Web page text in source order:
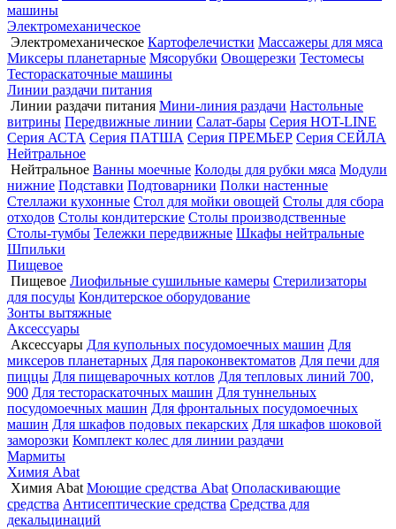
машины
Электромеханическое
Электромеханическое Картофелечистки Массажеры для мяса
Миксеры планетарные Мясорубки Овощерезки Тестомесы
Тестораскаточные машины
Линии раздачи питания
Линии раздачи питания Мини-линия раздачи Настольные
витрины Передвижные линии Салат-бары Серия HOT-LINE
Серия АСТА Серия ПАТША Серия ПРЕМЬЕР Серия СЕЙЛА
Нейтральное
Нейтральное Ванны моечные Колоды для рубки мяса Модули
нижние Подставки Подтоварники Полки настенные
Стеллажи кухонные Стол для мойки овощей Столы для сбора
отходов Столы кондитерские Столы производственные
Столы-тумбы Тележки передвижные Шкафы нейтральные
Шпильки
Пищевое
Пищевое Лиофильные сушильные камеры Стерилизаторы
для посуды Кондитерское оборудование
Зонты вытяжные
Аксессуары
Аксессуары Для купольных посудомоечных машин Для
миксеров планетарных Для пароконвектоматов Для печи для
пиццы Для пищеварочных котлов Для тепловых линий 700,
900 Для тестораскаточных машин Для туннельных
посудомоечных машин Для фронтальных посудомоечных
машин Для шкафов подовых пекарских Для шкафов шоковой
заморозки Комплект колес для линии раздачи
Мармиты
Химия Abat
Химия Abat Моющие средства Abat Ополаскивающие
средства Антисептические средства Средства для
декальцинаций